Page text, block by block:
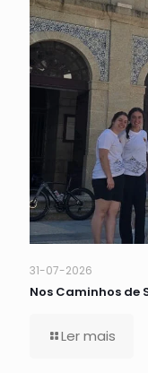
31-07-2026
Nos Caminhos de
Ler mais